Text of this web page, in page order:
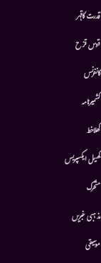
قدرت کاقہر
قوس قزح
کانفرنس
کشمیرنامہ
کھلاخط
کھیل ایکسپریس
متحرك
مذہبی خبریں
موسيقى